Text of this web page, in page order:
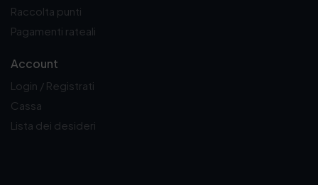
Raccolta punti
Pagamenti rateali
Account
Login / Registrati
Cassa
Lista dei desideri